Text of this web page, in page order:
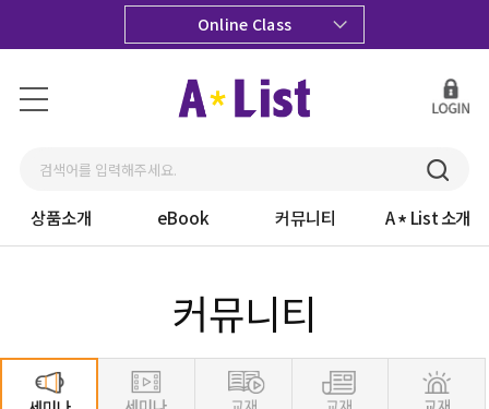
Online Class
상품소개 eBook 커뮤니티 A List 소개
커뮤니티